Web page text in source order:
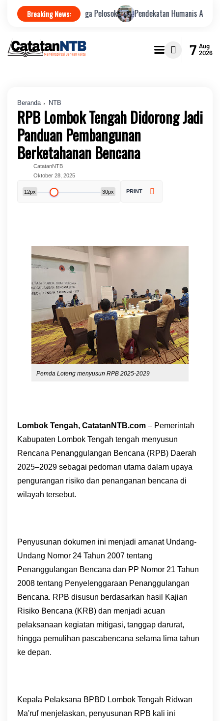
Breaking News:
hingga Pelosok Pendekatan Humanis Antar Embarkasi
7 Aug
2026
Beranda NTB
RPB Lombok Tengah Didorong Jadi
Panduan Pembangunan
Berketahanan Bencana
CatatanNTB
Oktober 28, 2025
12px 30px PRINT
Pemda Loteng menyusun RPB 2025-2029
Lombok Tengah, CatatanNTB.com – Pemerintah
Kabupaten Lombok Tengah tengah menyusun
Rencana Penanggulangan Bencana (RPB) Daerah
2025–2029 sebagai pedoman utama dalam upaya
pengurangan risiko dan penanganan bencana di
wilayah tersebut.
Penyusunan dokumen ini menjadi amanat Undang-
Undang Nomor 24 Tahun 2007 tentang
Penanggulangan Bencana dan PP Nomor 21 Tahun
2008 tentang Penyelenggaraan Penanggulangan
Bencana. RPB disusun berdasarkan hasil Kajian
Risiko Bencana (KRB) dan menjadi acuan
pelaksanaan kegiatan mitigasi, tanggap darurat,
hingga pemulihan pascabencana selama lima tahun
ke depan.
Kepala Pelaksana BPBD Lombok Tengah Ridwan
Ma'ruf menjelaskan, penyusunan RPB kali ini